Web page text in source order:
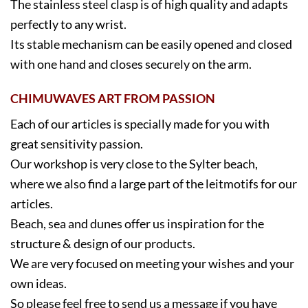
elegant, looks good for any occasion.
The stainless steel clasp is of high quality and adapts
perfectly to any wrist.
Its stable mechanism can be easily opened and closed
with one hand and closes securely on the arm.
CHIMUWAVES ART FROM PASSION
Each of our articles is specially made for you with
great sensitivity passion.
Our workshop is very close to the Sylter beach,
where we also find a large part of the leitmotifs for our
articles.
Beach, sea and dunes offer us inspiration for the
structure & design of our products.
We are very focused on meeting your wishes and your